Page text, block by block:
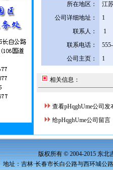
所在地区：
江
公司详细地址：
1
联系人：
1
联系电话：
公司主页：
1
相关信息：
查看pHqghUme公司发
给pHqghUme公司留言
版权所有 © 2004-2015 东北
地址：吉林·长春市长白公路与西环城公